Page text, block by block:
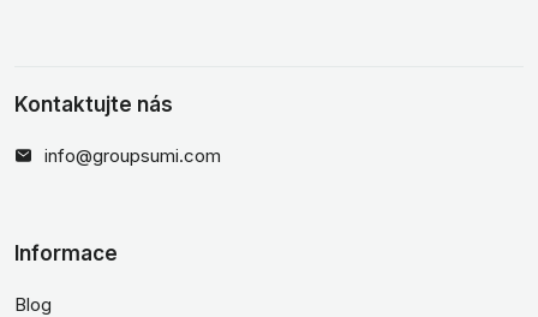
Kontaktujte nás
info@groupsumi.com
Informace
Blog